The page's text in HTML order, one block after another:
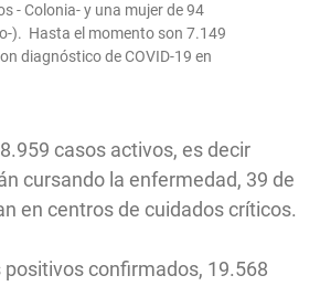
- Colonia- y una mujer de 94
). Hasta el momento son 7.149
diagnóstico de COVID-19 en
casos activos, es decir
cursando la enfermedad, 39 de
en centros de cuidados críticos.
positivos confirmados, 19.568